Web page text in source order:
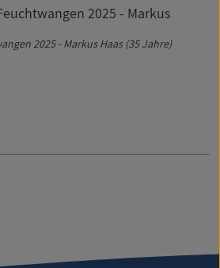
2025 - Markus Haas (35 Jahre)